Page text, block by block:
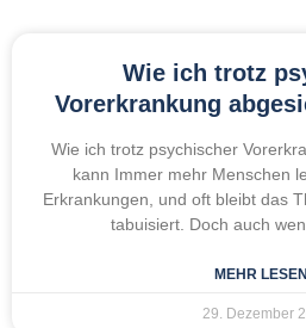
Wie ich trotz
Vorerkrankung
Wie ich trotz psychischer
kann Immer mehr Menschen
Erkrankungen, und oft bleibt das
tabuisiert. Doch auch
MEHR
29. Dezember